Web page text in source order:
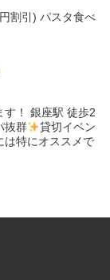
割引) パスタ食べ
！ 銀座駅 徒歩2
抜群
貸切イベン
は特にオススメで